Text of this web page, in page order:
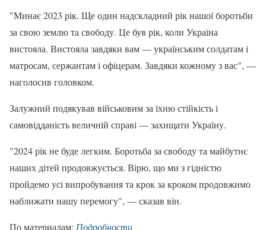
"Минає 2023 рік. Ще один надскладний рік нашої боротьби
за свою землю та свободу. Це був рік, коли Україна
вистояла. Вистояла завдяки вам — українським солдатам і
матросам, сержантам і офіцерам. Завдяки кожному з вас", —
наголосив головком.
Залужний подякував військовим за їхню стійкість і
самовідданість величній справі — захищати Україну.
"2024 рік не буде легким. Боротьба за свободу та майбутнє
наших дітей продовжується. Вірю, що ми з гідністю
пройдемо усі випробування та крок за кроком продовжимо
наближати нашу перемогу", — сказав він.
По материалам: Подробности